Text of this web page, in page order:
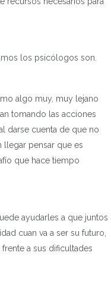
los psicólogos son.
algo muy, muy lejano
tomando las acciones
darse cuenta de que no
llegar pensar que es
que hace tiempo
ayudarles a que juntos
cuan va a ser su futuro,
a sus dificultades